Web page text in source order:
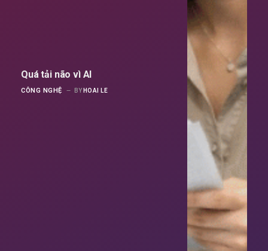
Quá tải não vì AI
CÔNG NGHỆ BY HOAI LE